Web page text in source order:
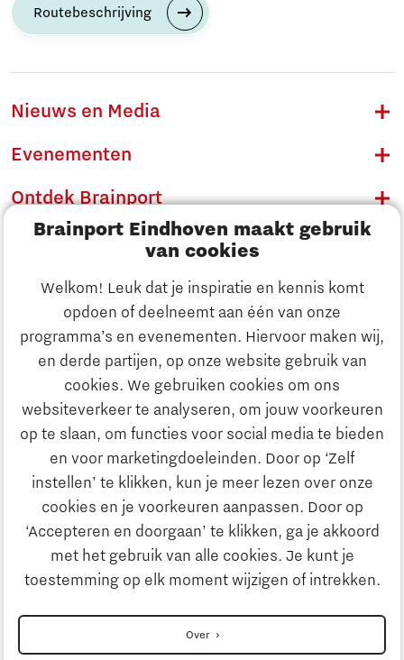
Brainport Eindhoven maakt gebruik
van cookies
Welkom! Leuk dat je inspiratie en kennis komt
opdoen of deelneemt aan één van onze
programma’s en evenementen. Hiervoor maken wij,
en derde partijen, op onze website gebruik van
cookies. We gebruiken cookies om ons
websiteverkeer te analyseren, om jouw voorkeuren
op te slaan, om functies voor social media te bieden
en voor marketingdoeleinden. Door op ‘Zelf
instellen’ te klikken, kun je meer lezen over onze
cookies en je voorkeuren aanpassen. Door op
‘Accepteren en doorgaan’ te klikken, ga je akkoord
met het gebruik van alle cookies. Je kunt je
toestemming op elk moment wijzigen of intrekken.
Over
Ontdek Brainport
Innovatie
Ondernemen
Onderwijs
Routebeschrijving
Nieuws en Media
Evenementen
Ontdek Brainport
Innovatie
Ondernemen
Onderwijs
Maatschappelijk
Strategie & Organisatie
Zoeken
Contact
Naar internationale website